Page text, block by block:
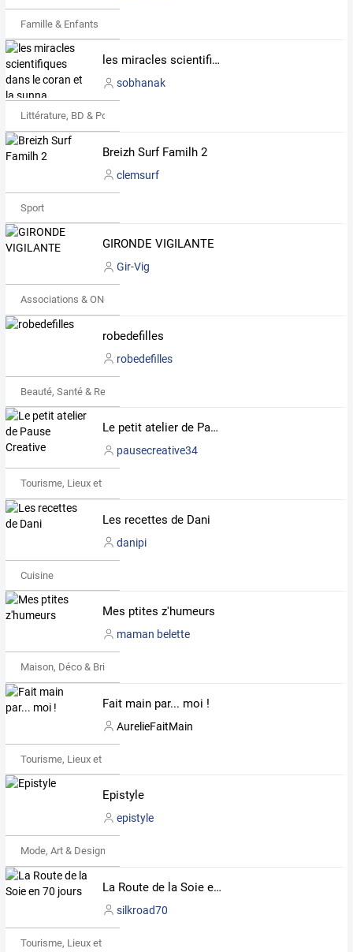
Famille & Enfants
les miracles scientifiques dans le coran et la sunna
sobhanak
Littérature, BD & Poésie
Breizh Surf Familh 2
clemsurf
Sport
GIRONDE VIGILANTE
Gir-Vig
Associations & ONG
robedefilles
robedefilles
Beauté, Santé & Remise en forme
Le petit atelier de Pause Creative
pausecreative34
Tourisme, Lieux et Événements
Les recettes de Dani
danipi
Cuisine
Mes ptites z'humeurs
maman belette
Maison, Déco & Bricolage
Fait main par... moi !
AurelieFaitMain
Tourisme, Lieux et Événements
Epistyle
epistyle
Mode, Art & Design
La Route de la Soie en 70 jours
silkroad70
Tourisme, Lieux et Événements